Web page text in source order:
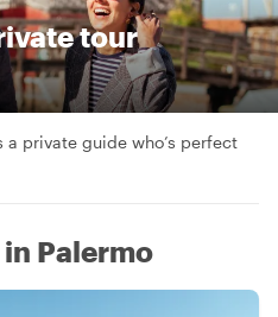
tour
a private guide who’s perfect
in Palermo